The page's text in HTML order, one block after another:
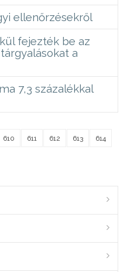
ellenőrzésekről
fejezték be az
a
7,3 százalékkal
610 611 612 613 614